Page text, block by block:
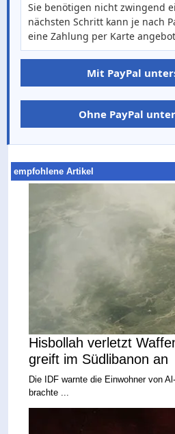
Sie benötigen nicht zwingend
nächsten Schritt kann je nach
eine Zahlung per Karte
Mit PayPal
Ohne PayPal
empfohlene Artikel
Hisbollah verletzt
greift im Südlibanon an
Die IDF warnte die Einwohner von
brachte ...